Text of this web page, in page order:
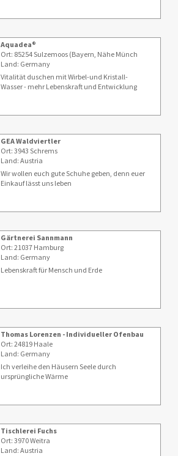
Aquadea®
Ort: 85254 Sulzemoos (Bayern, Nähe Münch
Land: Germany
Vitalität duschen mit Wirbel-und Kristall-
Wasser - mehr Lebenskraft und Entwicklung
GEA Waldviertler
Ort: 3943 Schrems
Land: Austria
Wir wollen euch gute Schuhe geben, denn euer
Einkauf lässt uns leben
Gärtnerei Sannmann
Ort: 21037 Hamburg
Land: Germany
Lebenskraft für Mensch und Erde
Thomas Lorenzen - Individueller Ofenbau
Ort: 24819 Haale
Land: Germany
Ich verleihe den Häusern Seele durch
ursprüngliche Wärme
Tischlerei Fuchs
Ort: 3970 Weitra
Land: Austria